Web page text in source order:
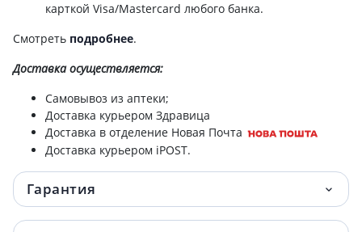
Биокон дб гель антисептический д/рук
Биокон натуральный уход крем д/рук
Биокон спрей д/свежести дыхания мята/
эвкалипт 25мл 220048
Биокон спрей д/свежести дыхания
шалфей/прополис 25мл 220049
42.96 грн.
Биокон натурал уход крем д/рук
43 грн.
карткой Visa/Mastercard любого банка.
Смотреть подробнее.
Доставкаосуществляется:
Самовывоз из аптеки;
Доставка курьером Здравица
Доставка в отделение Новая Почта
Доставка курьером iPOST.
Гарантия